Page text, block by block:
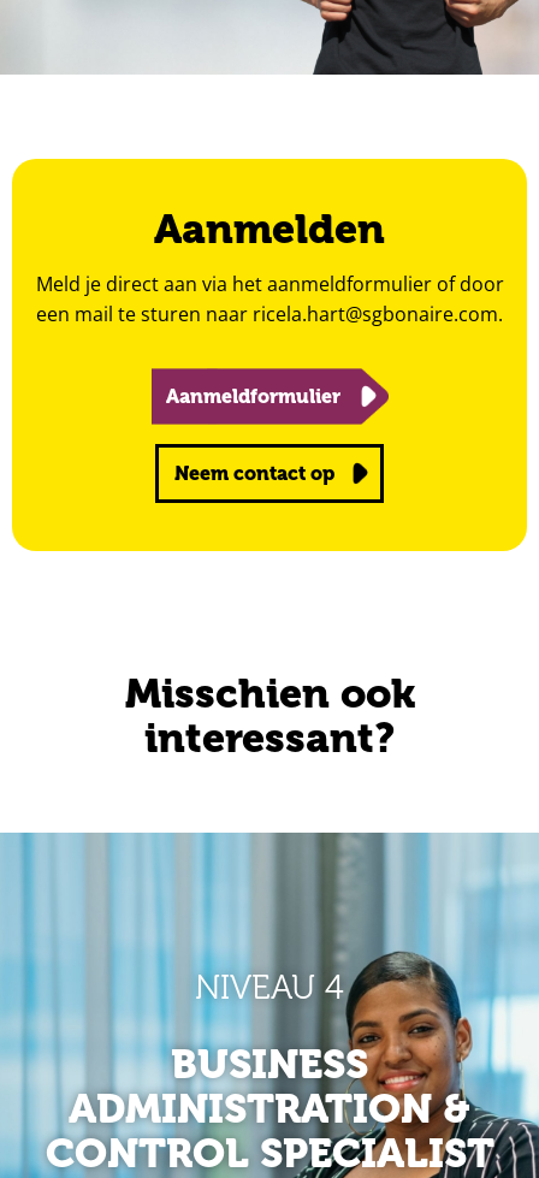
Aanmelden
Meld je direct aan via het aanmeldformulier of door
een mail te sturen naar ricela.hart@sgbonaire.com.
Aanmeldformulier
Neem contact op
Misschien ook
interessant?
NIVEAU 4
BUSINESS
ADMINISTRATION &
CONTROL SPECIALIST